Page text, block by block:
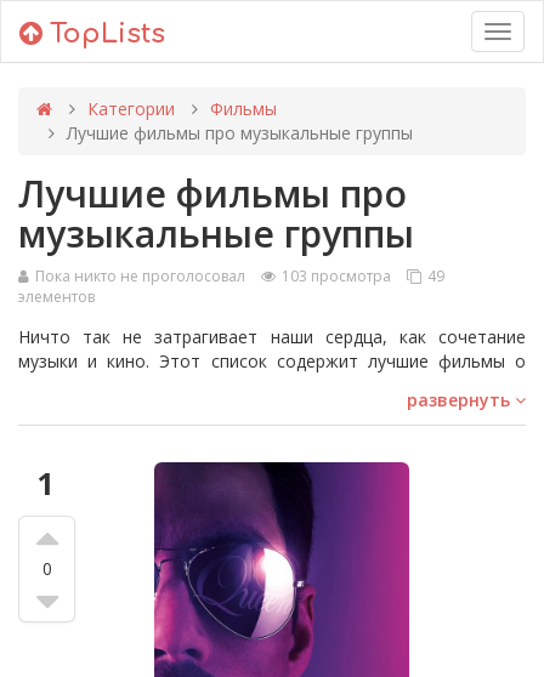
TopLists
Категории
Фильмы
Лучшие фильмы про музыкальные группы
Лучшие фильмы про
музыкальные группы
Пока никто не проголосовал 103 просмотра
49
элементов
Ничто так не затрагивает наши сердца, как сочетание
музыки и кино. Этот список содержит лучшие фильмы о
Музыка оказывает на нас большое влияние, а жизнь
музыкантов многих зрителей увлекает. Не удивительно, что
фильмы о музыкальных группах популярны!
Мечтаете о великой рок-звезде или певце? Тогда фильмы
из нашего списка как раз для вас. Здесь вы найдете
комедии, драмы и даже романтические истории. Многие из
них наполнены музыкальными мотивами и содержат
множество песен. Некоторые фильмы рассказывают о
жизни известных музыкальных групп и звезд, о сложном
пути к успеху в музыкальном мире, другие полностью
вымышленные, но захватывают настоящие истории рок-
развернуть
1
0